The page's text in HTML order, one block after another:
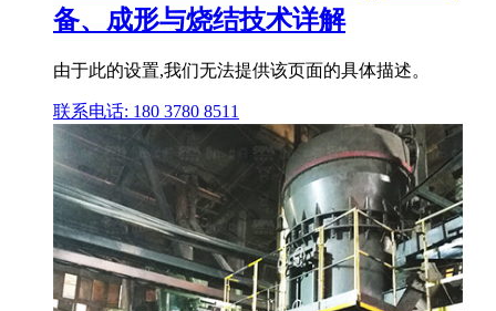
备、成形与烧结技术详解
由于此的设置,我们无法提供该页面的具体描述。
联系电话: 180 3780 8511